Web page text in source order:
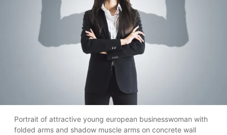
Portrait of attractive young european businesswoman with
folded arms and shadow muscle arms on concrete wall